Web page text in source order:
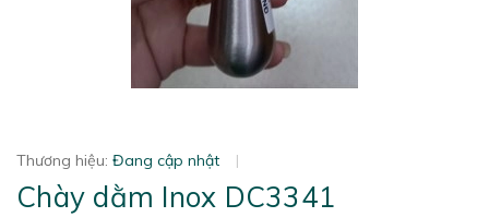
Thương hiệu: Đang cập nhật |
Chày dằm Inox DC3341